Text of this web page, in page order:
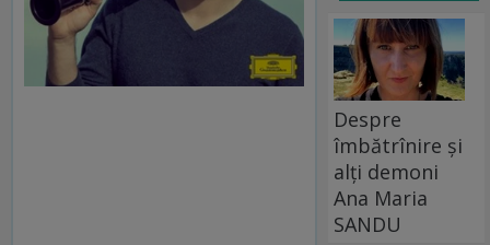
Despre
îmbătrînire și
alți demoni
Ana Maria
SANDU